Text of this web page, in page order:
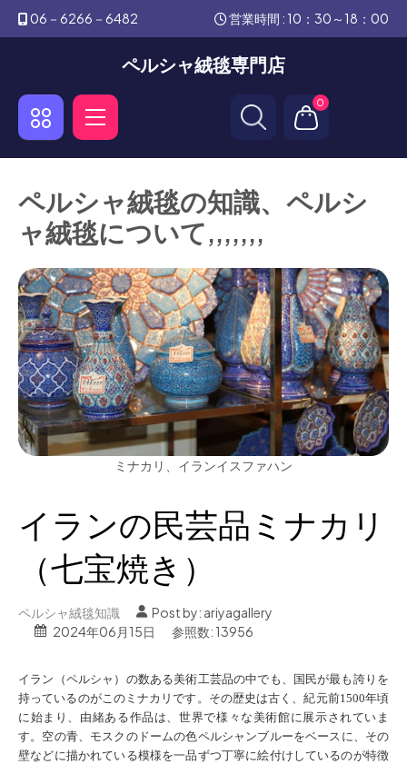
06－6266－6482 営業時間 : 10：30～18：00
ペルシャ絨毯専門店
0
ペルシャ絨毯の知識、ペルシ
ャ絨毯について,,,,,,,
ミナカリ、イランイスファハン
イランの民芸品ミナカリ
（七宝焼き）
ペルシャ絨毯知識 Post by: ariyagallery
2024年06月15日
参照数: 13956
イラン（ペルシャ）の数ある美術工芸品の中でも、国民が最も誇りを
持っているのがこのミナカリです。その歴史は古く、紀元前1500年頃
に始まり、由緒ある作品は、世界で様々な美術館に展示されていま
す。 空の青、モスクのドームの色ペルシャンブルーをベースに、その
壁などに描かれている模様を一品ずつ丁寧に絵付けしているのが特徴